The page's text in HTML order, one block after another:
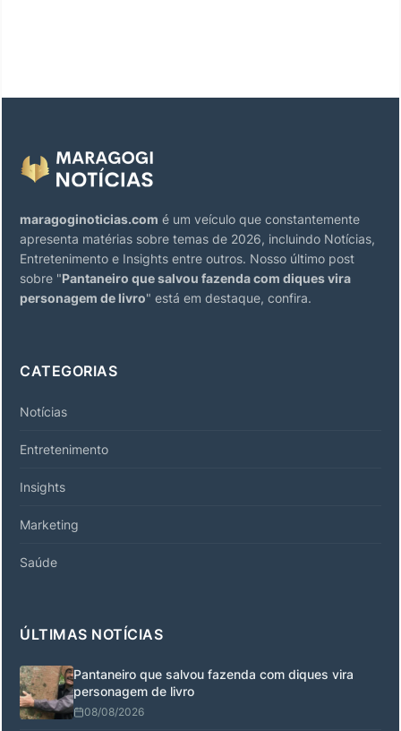
maragoginoticias.com é um veículo que constantemente
apresenta matérias sobre temas de 2026, incluindo Notícias,
Entretenimento e Insights entre outros. Nosso último post
sobre "Pantaneiro que salvou fazenda com diques vira
personagem de livro" está em destaque, confira.
CATEGORIAS
Notícias
Entretenimento
Insights
Marketing
Saúde
ÚLTIMAS NOTÍCIAS
Pantaneiro que salvou fazenda com diques vira
personagem de livro
08/08/2026